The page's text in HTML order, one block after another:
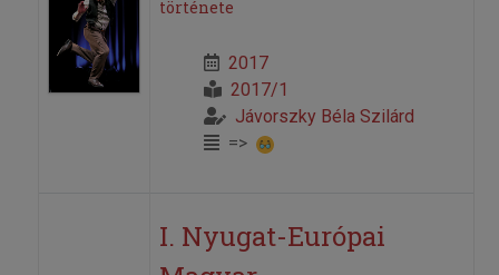
története
2017
2017/1
Jávorszky Béla Szilárd
=>
I. Nyugat-Európai